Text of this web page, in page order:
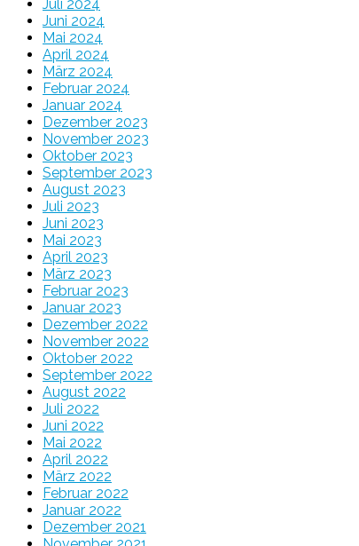
Juli 2024
Juni 2024
Mai 2024
April 2024
März 2024
Februar 2024
Januar 2024
Dezember 2023
November 2023
Oktober 2023
September 2023
August 2023
Juli 2023
Juni 2023
Mai 2023
April 2023
März 2023
Februar 2023
Januar 2023
Dezember 2022
November 2022
Oktober 2022
September 2022
August 2022
Juli 2022
Juni 2022
Mai 2022
April 2022
März 2022
Februar 2022
Januar 2022
Dezember 2021